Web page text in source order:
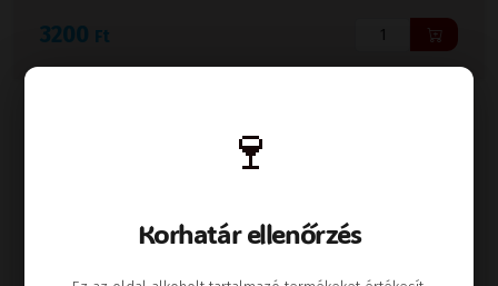
3200 Ft
🍷
Korhatár ellenőrzés